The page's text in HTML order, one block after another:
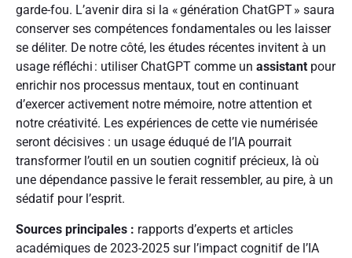
garde-fou. L’avenir dira si la « génération ChatGPT » saura
conserver ses compétences fondamentales ou les laisser
se déliter. De notre côté, les études récentes invitent à un
usage réfléchi : utiliser ChatGPT comme un assistant pour
enrichir nos processus mentaux, tout en continuant
d’exercer activement notre mémoire, notre attention et
notre créativité. Les expériences de cette vie numérisée
seront décisives : un usage éduqué de l’IA pourrait
transformer l’outil en un soutien cognitif précieux, là où
une dépendance passive le ferait ressembler, au pire, à un
sédatif pour l’esprit.
Sources principales : rapports d’experts et articles
académiques de 2023-2025 sur l’impact cognitif de l’IA